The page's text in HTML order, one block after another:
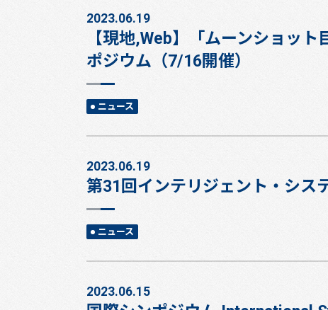
2023.06.19
【現地,Web】「ムーンショッ
ポジウム（7/16開催）
ニュース
2023.06.19
第31回インテリジェント・シス
ニュース
2023.06.15